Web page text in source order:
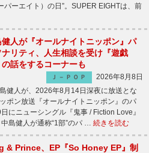
パーエイト）の日”。SUPER EIGHTは、前
健人が『オールナイトニッポン』パ
ナリティ、人生相談を受け『遊戯
の話をするコーナーも
Ｊ－ＰＯＰ
2026年8月8日
健人が、2026年8月14日深夜に放送とな
ポン放送『オールナイトニッポン』のパ
ニューシングル『鬼事 / Fiction Love』
島健人が通称“1部”のパ … 続きを読む
& Prince、EP『So Honey EP』制